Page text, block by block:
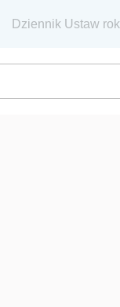
Dziennik Ustaw